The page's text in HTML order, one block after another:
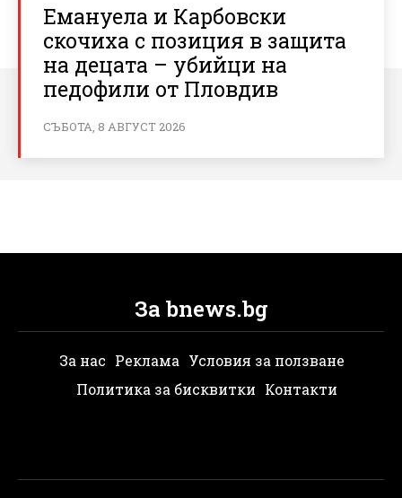
Емануела и Карбовски
скочиха с позиция в защита
на децата – убийци на
педофили от Пловдив
СЪБОТА, 8 АВГУСТ 2026
За bnews.bg
За нас Реклама Условия за ползване
Политика за бисквитки Контакти